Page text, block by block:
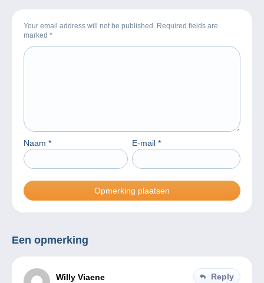
Your email address will not be published. Required fields are
marked *
Naam * E-mail *
Een opmerking
Willy Viaene Reply